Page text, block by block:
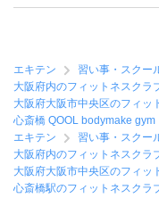
エキテン 習い事・スクー
大阪府内のフィットネスクラ
大阪府大阪市中央区のフィッ
心斎橋 QOOL bodymake gym
エキテン
習い事・スクー
大阪府内のフィットネスクラ
大阪府大阪市中央区のフィッ
心斎橋駅のフィットネスクラ